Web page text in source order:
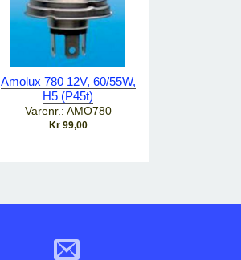
Amolux 780 12V, 60/55W,
H5 (P45t)
Varenr.: AMO780
Kr 99,00